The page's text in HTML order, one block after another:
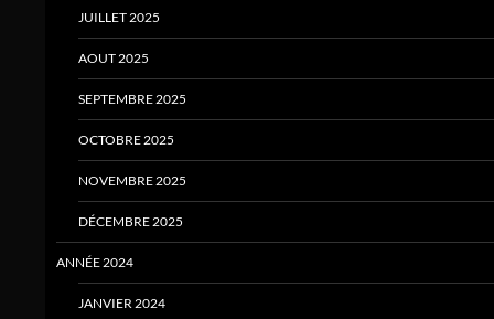
JUILLET 2025
AOUT 2025
SEPTEMBRE 2025
OCTOBRE 2025
NOVEMBRE 2025
DÉCEMBRE 2025
ANNÉE 2024
JANVIER 2024